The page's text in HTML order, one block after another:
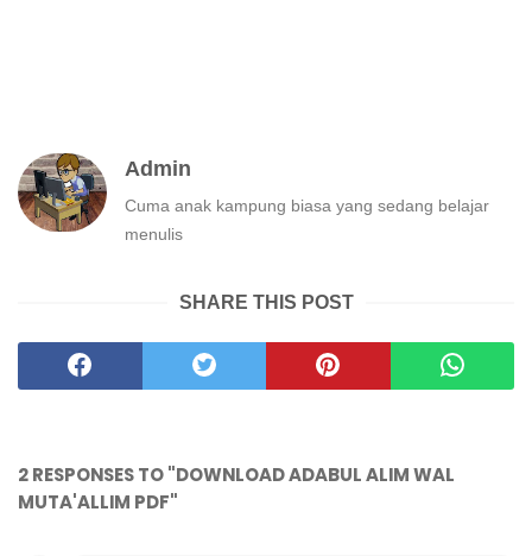
Admin
Cuma anak kampung biasa yang sedang belajar
menulis
SHARE THIS POST
2 RESPONSES TO "DOWNLOAD ADABUL ALIM WAL
MUTA'ALLIM PDF"